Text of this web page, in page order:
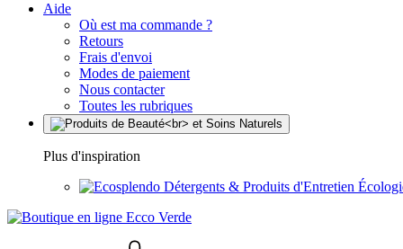
Aide
Où est ma commande ?
Retours
Frais d'envoi
Modes de paiement
Nous contacter
Toutes les rubriques
Plus d'inspiration
Détergents & Produits d'Entretien